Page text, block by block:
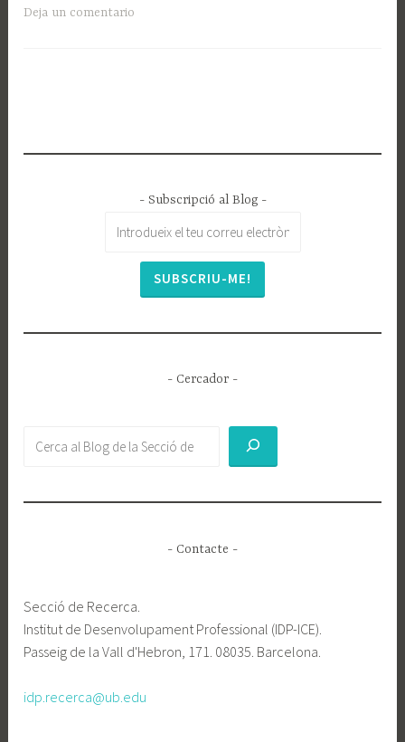
Deja un comentario
- Subscripció al Blog -
- Cercador -
- Contacte -
Secció de Recerca.
Institut de Desenvolupament Professional (IDP-ICE).
Passeig de la Vall d'Hebron, 171. 08035. Barcelona.
idp.recerca@ub.edu